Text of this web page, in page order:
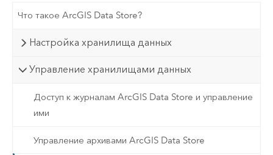
Что такое ArcGIS Data Store?
Настройка хранилища данных
Управление хранилищами данных
Доступ к журналам ArcGIS Data Store и управление
ими
Управление архивами ArcGIS Data Store